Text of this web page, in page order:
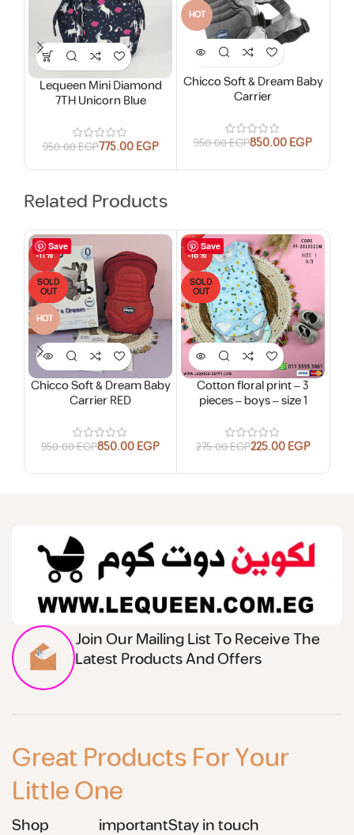
Lequeen Mini Diamond
7TH Unicorn Blue
950.00EGP775.00EGP
HOT
Chicco Soft & Dream Baby
Carrier
950.00EGP850.00EGP
Related Products
Save
-11%
SOLD
OUT
HOT
Chicco Soft & Dream Baby
Carrier RED
950.00EGP850.00EGP
Save
-18%
SOLD
OUT
Cotton floral print – 3
pieces – boys – size 1
275.00EGP225.00EGP
Join Our Mailing List To Receive The
Latest Products And Offers
Great Products For Your
Little One
Shop importantStay in touch